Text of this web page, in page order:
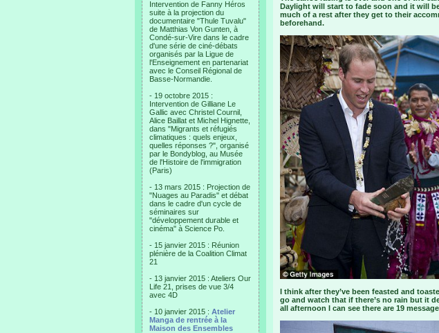
Intervention de Fanny Héros
suite à la projection du
documentaire "Thule Tuvalu"
de Matthias Von Gunten, à
Condé-sur-Vire dans le cadre
d'une série de ciné-débats
organisés par la Ligue de
l'Enseignement en partenariat
avec le Conseil Régional de
Basse-Normandie.
- 19 octobre 2015 :
Intervention de Gilliane Le
Gallic avec Christel Cournil,
Alice Baillat et Michel Hignette,
dans "Migrants et réfugiés
climatiques : quels enjeux,
quelles réponses ?", organisé
par le Bondyblog, au Musée
de l'Histoire de l'immigration
(Paris)
- 13 mars 2015 : Projection de
"Nuages au Paradis" et débat
dans le cadre d'un cycle de
séminaires sur
"développement durable et
cinéma" à Science Po.
- 15 janvier 2015 : Réunion
plénière de la Coalition Climat
21
- 13 janvier 2015 : Ateliers Our
Life 21, prises de vue 3/4
avec 4D
- 10 janvier 2015 : Atelier
Manga de rentrée à la
Maison des Ensembles
Daylight will start to fade soon and it will
much of a rest after they get to their
beforehand.
I think after they’ve been feasted and
go and watch that if there’s no rain but it
all afternoon I can see there are 19